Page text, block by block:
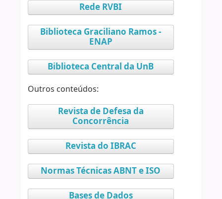
Rede RVBI
Biblioteca Graciliano Ramos -
ENAP
Biblioteca Central da UnB
Outros conteúdos:
Revista de Defesa da
Concorrência
Revista do IBRAC
Normas Técnicas ABNT e ISO
Bases de Dados